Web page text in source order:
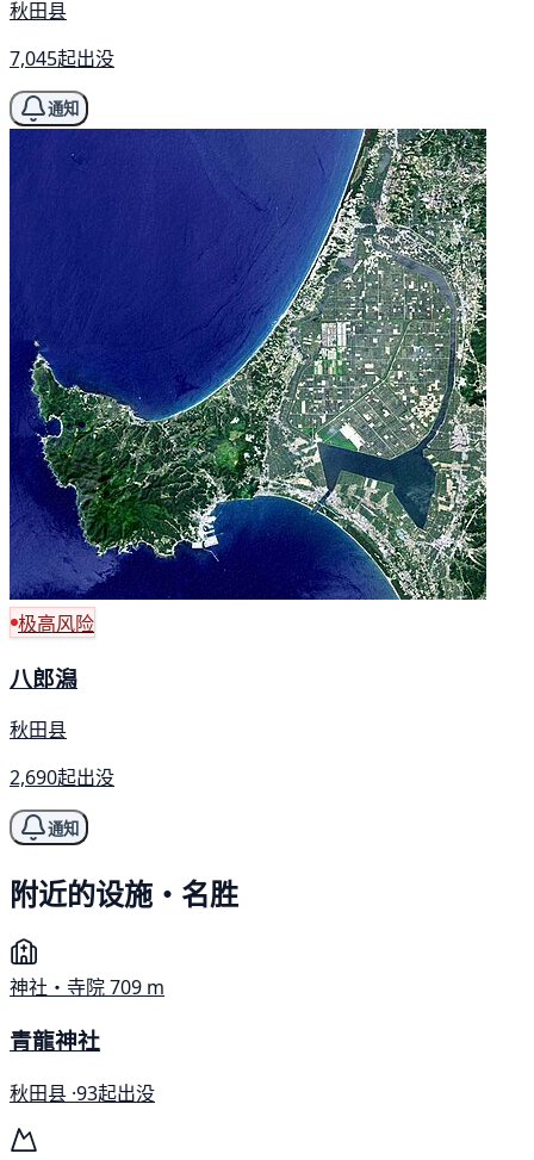
秋田县
7,045起出没
通知
极高风险
八郎潟
秋田县
2,690起出没
通知
附近的设施・名胜
神社・寺院709 m
青龍神社
秋田县 ·93起出没